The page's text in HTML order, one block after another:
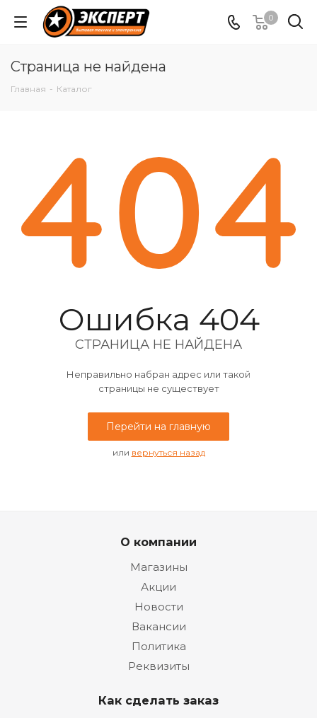
0
Страница не найдена
Главная - Каталог
Ошибка 404
СТРАНИЦА НЕ НАЙДЕНА
Неправильно набран адрес или такой
страницы не существует
Перейти на главную
или вернуться назад
О компании
Магазины
Акции
Новости
Вакансии
Политика
Реквизиты
Как сделать заказ